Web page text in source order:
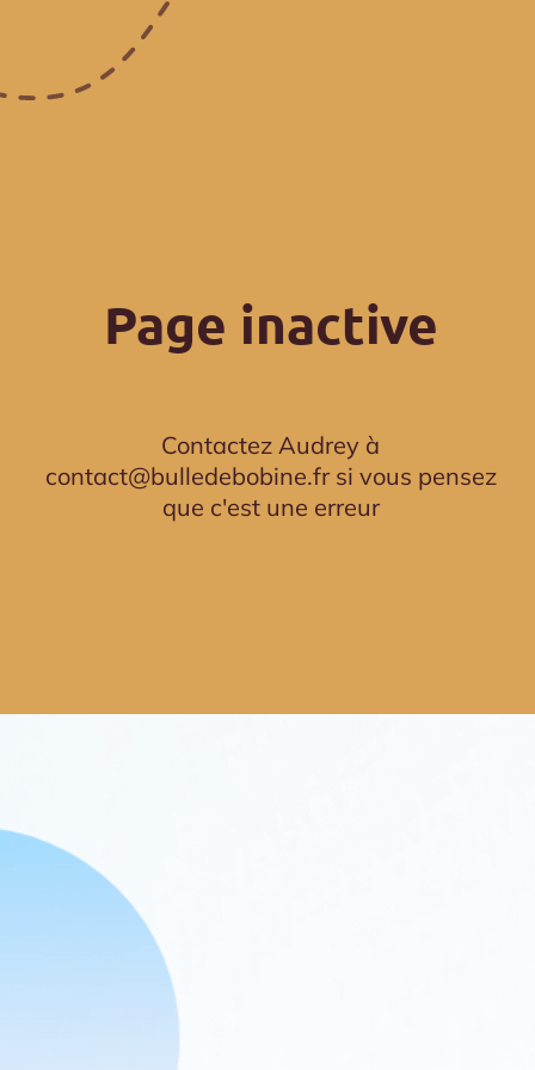
Page inactive
Contactez Audrey à
contact@bulledebobine.fr si vous pensez
que c'est une erreur